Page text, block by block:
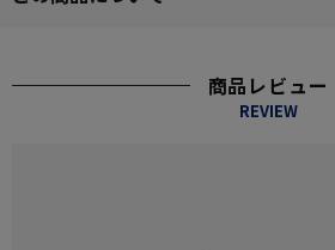
商品レビュー
REVIEW